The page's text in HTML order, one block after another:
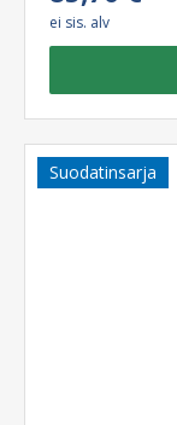
ei sis. alv
Suodatinsarja